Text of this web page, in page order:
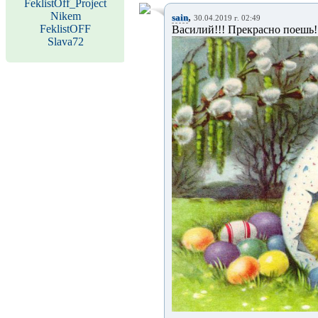
FeklistOff_Project
Nikem
FeklistOFF
Slava72
sain, 30.04.2019 г. 02:49
Василий!!! Прекрасно